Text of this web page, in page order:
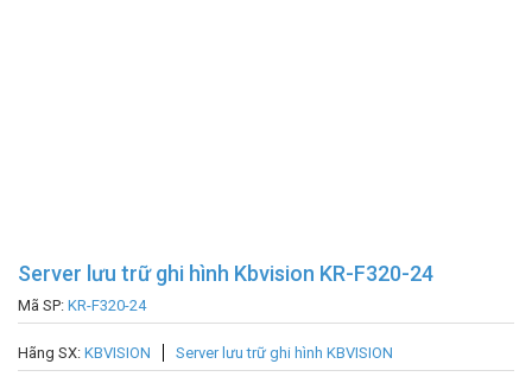
Server lưu trữ ghi hình Kbvision KR-F320-24
Mã SP: KR-F320-24
Hãng SX: KBVISION Server lưu trữ ghi hình KBVISION